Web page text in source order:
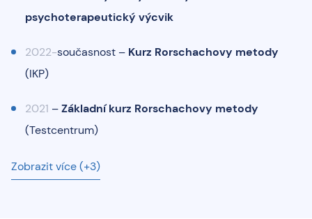
psychoterapeutický výcvik
2022-současnost – Kurz Rorschachovy metody
(IKP)
2021 –Základní kurz Rorschachovy metody
(Testcentrum)
Zobrazit více (+3)